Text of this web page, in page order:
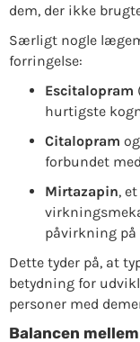
dem, der ikke
Særligt nogle
forringelse:
Escitalopram
hurtigste
Citalopram og
forbundet
Mirtazapin,
påvirkning
Dette tyder på, at
betydning for
personer med
Balancen